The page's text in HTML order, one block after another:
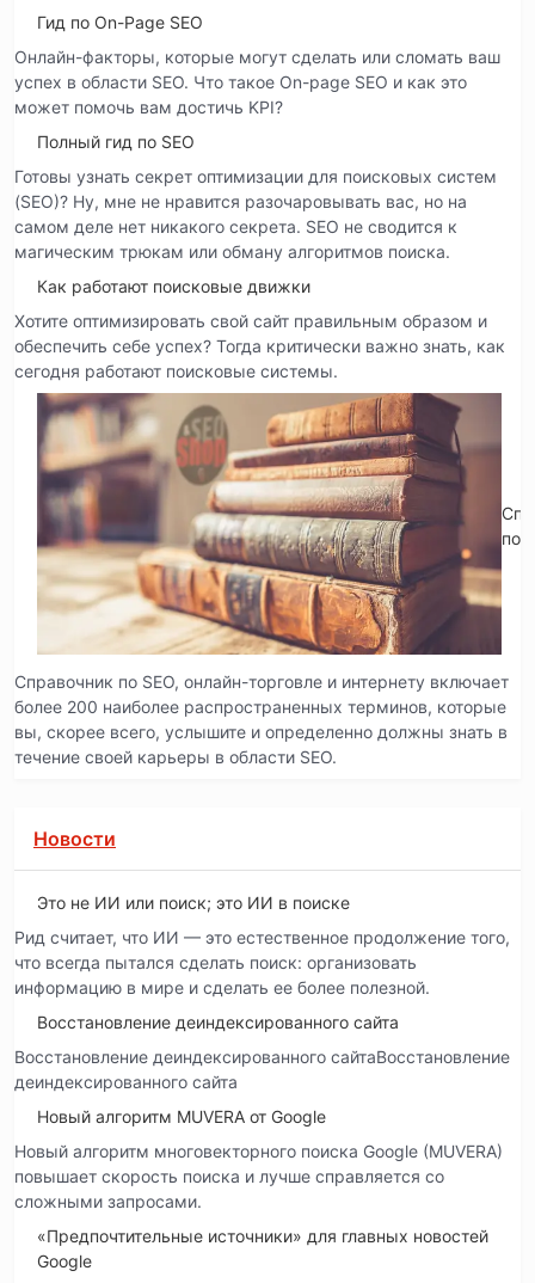
Гид по On-Page SEO
Онлайн-факторы, которые могут сделать или сломать ваш
успех в области SEO. Что такое On-page SEO и как это
может помочь вам достичь KPI?
Полный гид по SEO
Готовы узнать секрет оптимизации для поисковых систем
(SEO)? Ну, мне не нравится разочаровывать вас, но на
самом деле нет никакого секрета. SEO не сводится к
магическим трюкам или обману алгоритмов поиска.
Как работают поисковые движки
Хотите оптимизировать свой сайт правильным образом и
обеспечить себе успех? Тогда критически важно знать, как
сегодня работают поисковые системы.
по
Справочник по SEO, онлайн-торговле и интернету включает
более 200 наиболее распространенных терминов, которые
вы, скорее всего, услышите и определенно должны знать в
течение своей карьеры в области SEO.
Новости
Это не ИИ или поиск; это ИИ в поиске
Рид считает, что ИИ — это естественное продолжение того,
что всегда пытался сделать поиск: организовать
информацию в мире и сделать ее более полезной.
Восстановление деиндексированного сайта
Восстановление деиндексированного сайтаВосстановление
деиндексированного сайта
Новый алгоритм MUVERA от Google
Новый алгоритм многовекторного поиска Google (MUVERA)
повышает скорость поиска и лучше справляется со
сложными запросами.
«Предпочтительные источники» для главных новостей
Google